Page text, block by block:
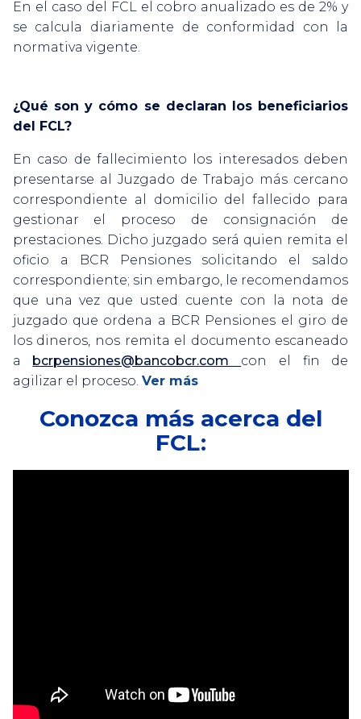
En el caso del FCL el cobro anualizado es de 2% y
se calcula diariamente de conformidad con la
normativa vigente.
¿Qué son y cómo se declaran los beneficiarios
del FCL?
En caso de fallecimiento los interesados deben
presentarse al Juzgado de Trabajo más cercano
correspondiente al domicilio del fallecido para
gestionar el proceso de consignación de
prestaciones. Dicho juzgado será quien remita el
oficio a BCR Pensiones solicitando el saldo
correspondiente; sin embargo, le recomendamos
que una vez que usted cuente con la nota de
juzgado que ordena a BCR Pensiones el giro de
los dineros, nos remita el documento escaneado
a bcrpensiones@bancobcr.com con el fin de
agilizar el proceso. Ver más
Conozca más acerca del
FCL: